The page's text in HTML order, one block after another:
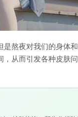
熬夜对我们的身体
从而引发各种皮肤